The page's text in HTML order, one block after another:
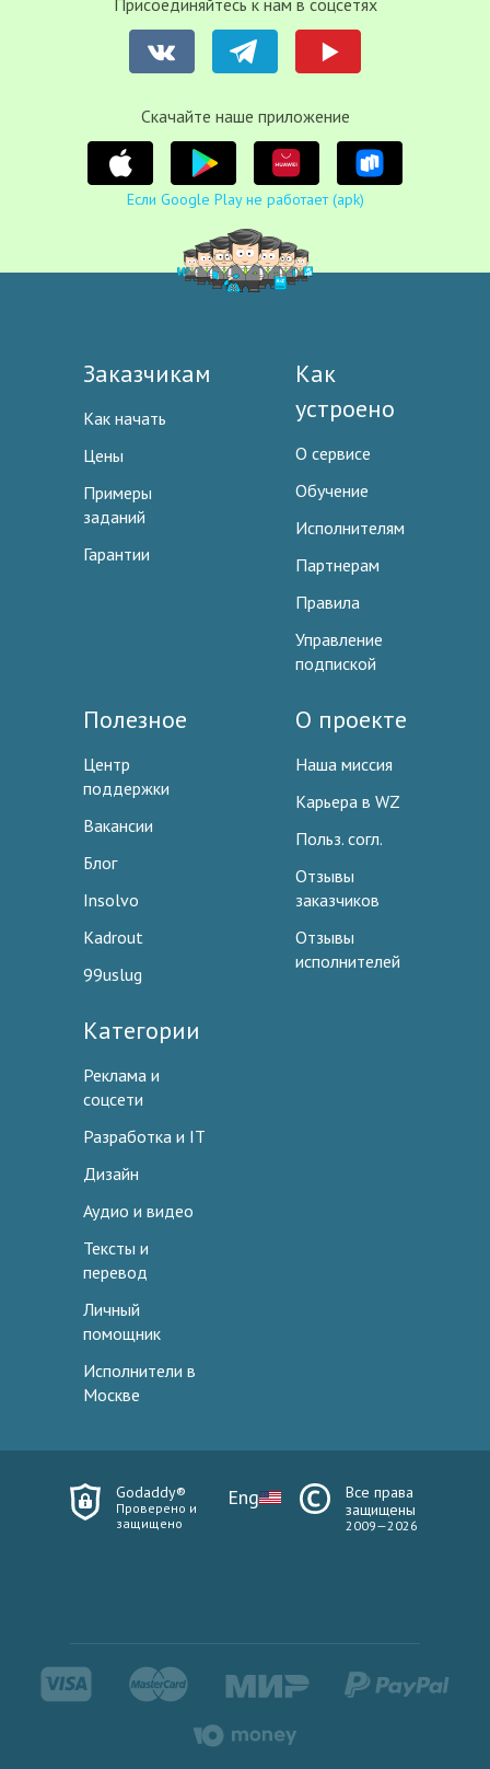
Присоединяйтесь к нам в соцсетях
Cкачайте наше приложение
Если Google Play не работает (apk)
Заказчикам
Как начать
Цены
Примеры
заданий
Гарантии
Как
устроено
О сервисе
Обучение
Исполнителям
Партнерам
Правила
Управление
подпиской
Полезное
Центр
поддержки
Вакансии
Блог
Insolvo
Kadrout
99uslug
О проекте
Наша миссия
Карьера в WZ
Польз. согл.
Отзывы
заказчиков
Отзывы
исполнителей
Категории
Реклама и
соцсети
Разработка и IT
Дизайн
Аудио и видео
Тексты и
перевод
Личный
помощник
Исполнители в
Москве
Godaddy®
Проверено и
защищено
Eng
Все права
защищены
2009—2026